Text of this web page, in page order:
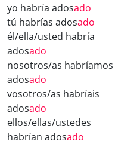
yo habría adosado
tú habrías adosado
él/ella/usted habría
adosado
nosotros/as habríamos
adosado
vosotros/as habríais
adosado
ellos/ellas/ustedes
habrían adosado